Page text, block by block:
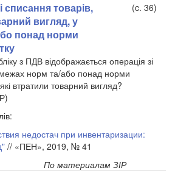
товарів,
вигляд, у
понад норми
(c. 36)
з ПДВ відображається операція зі
межах норм та/або понад норми
втратили товарний вигляд?
недостач при инвентаризации:
// «ПЕН», 2019, № 41
По материалам ЗІР